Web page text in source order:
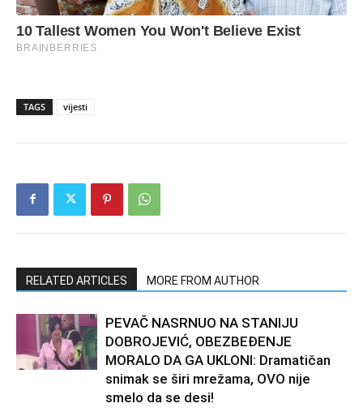
TAGS vijesti
RELATED ARTICLES MORE FROM AUTHOR
PEVAČ NASRNUO NA STANIJU
DOBROJEVIĆ, OBEZBEĐENJE
MORALO DA GA UKLONI: Dramatičan
snimak se širi mrežama, OVO nije
smelo da se desi!